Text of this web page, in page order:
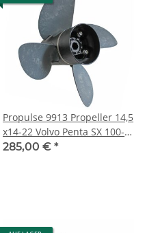
Propulse 9913 Propeller 14,5
x14-22 Volvo Penta SX 100-
300PS 19Zähne
285,00 € *